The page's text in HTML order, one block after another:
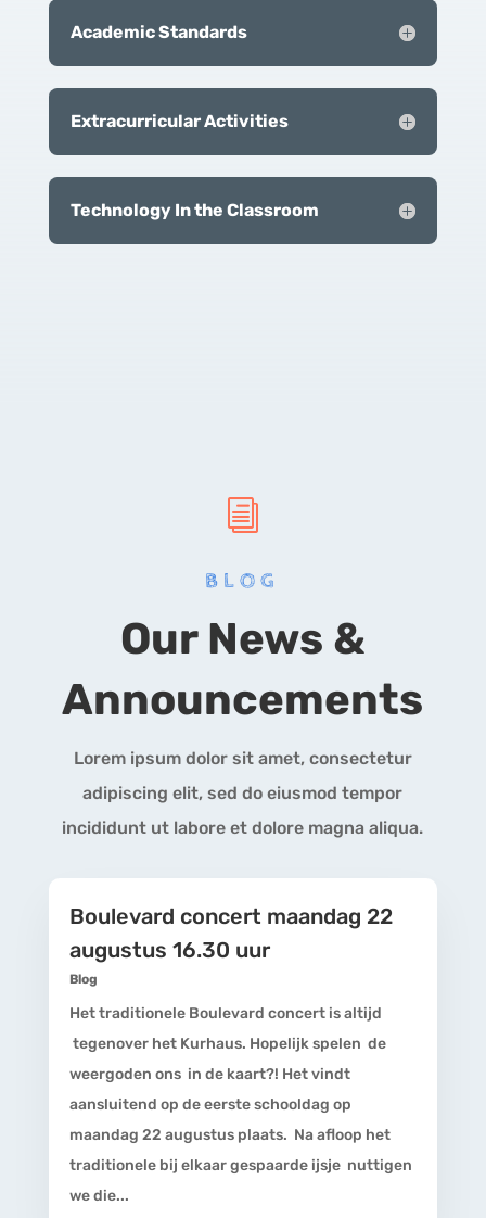
Academic Standards
Extracurricular Activities
Technology In the Classroom
i
BLOG
Our News &
Announcements
Lorem ipsum dolor sit amet, consectetur
adipiscing elit, sed do eiusmod tempor
incididunt ut labore et dolore magna aliqua.
Boulevard concert maandag 22
augustus 16.30 uur
Blog
Het traditionele Boulevard concert is altijd
tegenover het Kurhaus. Hopelijk spelen de
weergoden ons in de kaart?! Het vindt
aansluitend op de eerste schooldag op
maandag 22 augustus plaats. Na afloop het
traditionele bij elkaar gespaarde ijsje nuttigen
we die...